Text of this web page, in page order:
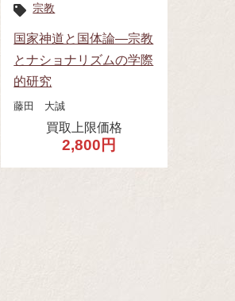
宗教
国家神道と国体論—宗教
とナショナリズムの学際
的研究
藤田 大誠
買取上限価格
2,800円